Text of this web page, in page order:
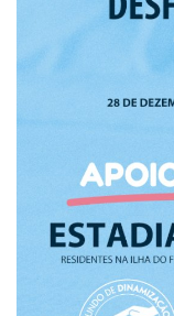
Estatuto Editorial
Lazer
Ambiente